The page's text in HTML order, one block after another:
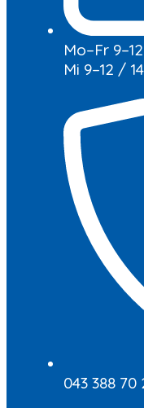
Mo–Fr
Mi 9–12 /
043 388 70